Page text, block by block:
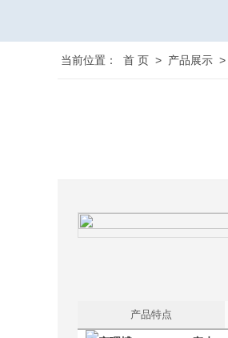
当前位置： 首 页 > 产品展示 >
产品特点